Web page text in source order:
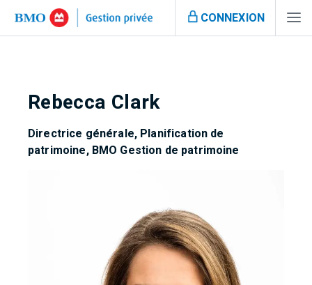
CONNEXION
Rebecca Clark
Directrice générale, Planification de
patrimoine, BMO Gestion de patrimoine